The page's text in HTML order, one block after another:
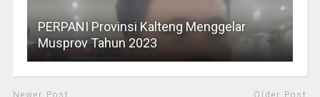
PERPANI Provinsi Kalteng Menggelar
Musprov Tahun 2023
Newer Post Older Post